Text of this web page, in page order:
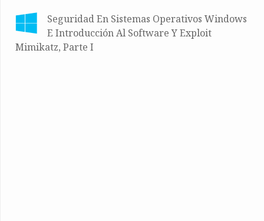
Seguridad En Sistemas Operativos Windows
E Introducción Al Software Y Exploit
Mimikatz, Parte I